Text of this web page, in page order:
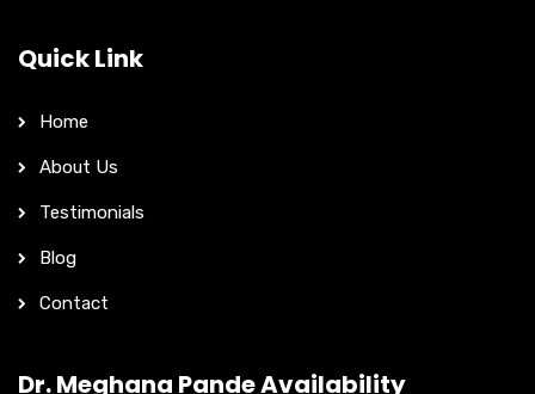
Quick Link
Home
About Us
Testimonials
Blog
Contact
Dr. Meghana Pande Availability